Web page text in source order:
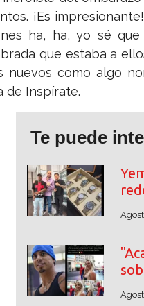
¡Es
ha, ha, yo sé
que estaba a
nuevos como algo
de Inspírate.
Te puede